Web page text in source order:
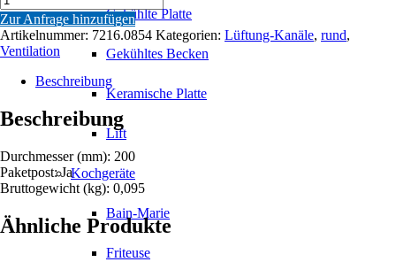
Gekühlte Platte
Gekühltes Becken
Keramische Platte
Lift
Kochgeräte
Bain-Marie
Friteuse
Ø
200
Menge
Zur Anfrage hinzufügen
Artikelnummer: 7216.0854 Kategorien: Lüftung-Kanäle, rund,
Ventilation
Beschreibung
Beschreibung
Durchmesser (mm): 200
Paketpost: Ja
Bruttogewicht (kg): 0,095
Ähnliche Produkte